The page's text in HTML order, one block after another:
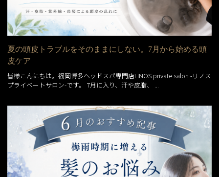
夏の頭皮トラブルをそのままにしない。7月から始める頭
皮ケア
皆様こんにちは。福岡博多ヘッドスパ専門店LINOS private salon -リノス
プライベートサロン-です。 7月に入り、汗や皮脂、 ...